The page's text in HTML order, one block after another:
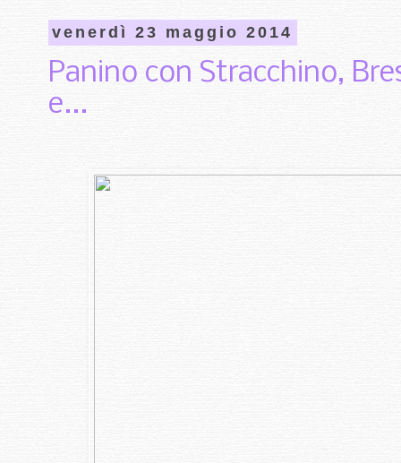
venerdì 23 maggio 2014
Panino con Stracchino,
e...